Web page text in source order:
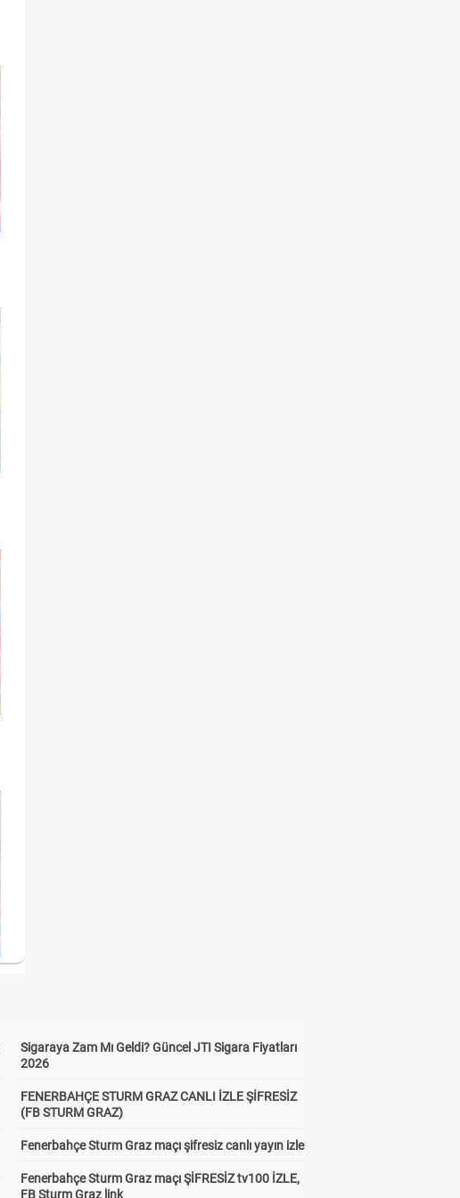
Sigaraya Zam Mı Geldi? Güncel JTI Sigara Fiyatları
2026
FENERBAHÇE STURM GRAZ CANLI İZLE ŞİFRESİZ
(FB STURM GRAZ)
Fenerbahçe Sturm Graz maçı şifresiz canlı yayın izle
Fenerbahçe Sturm Graz maçı ŞİFRESİZ tv100 İZLE,
FB Sturm Graz link